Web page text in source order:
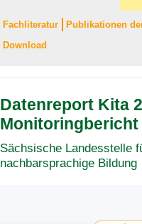
Fachliteratur
Publikationen
Download
Datenreport Kita
Monitoringbericht
Sächsische Landesstelle
nachbarsprachige Bildung